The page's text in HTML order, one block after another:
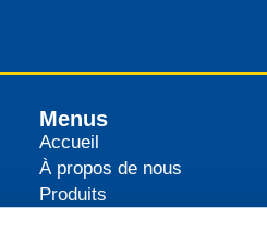
Menus
Accueil
À propos de nous
Produits